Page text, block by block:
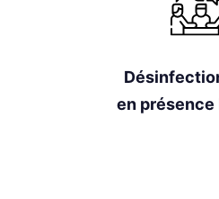
en présence